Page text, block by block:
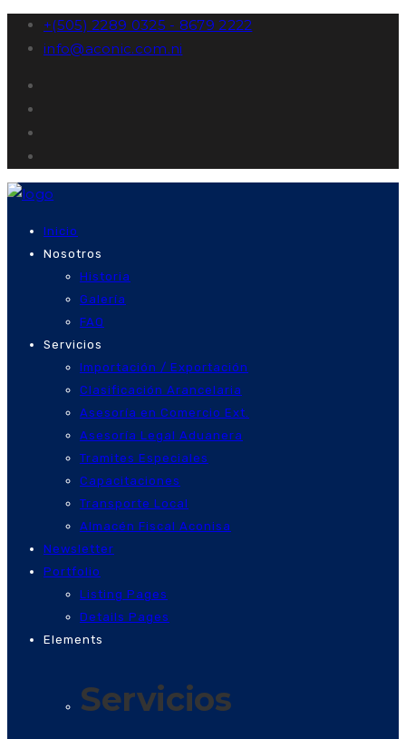
+(505) 2289 0325 - 8679 2222
info@aconic.com.ni
Inicio
Nosotros
Historia
Galería
FAQ
Servicios
Importación / Exportación
Clasificación Arancelaria
Asesoría en Comercio Ext.
Asesoría Legal Aduanera
Tramites Especiales
Capacitaciones
Transporte Local
Almacén Fiscal Aconisa
Newsletter
Portfolio
Listing Pages
Details Pages
Elements
Servicios